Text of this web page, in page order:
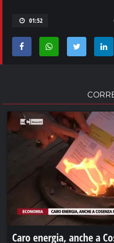
01:52
Caro energia, anche a